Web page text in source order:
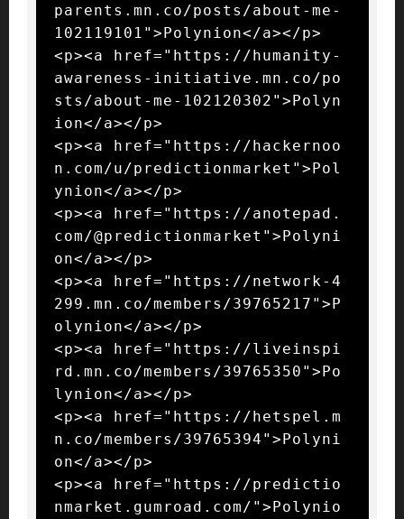
parents.mn.co/posts/about-me-
102119101">Polynion</a></p>
<p><a href="https://humanity-
awareness-initiative.mn.co/po
sts/about-me-102120302">Polyn
ion</a></p>
<p><a href="https://hackernoo
n.com/u/predictionmarket">Pol
ynion</a></p>
<p><a href="https://anotepad.
com/@predictionmarket">Polyni
on</a></p>
<p><a href="https://network-4
299.mn.co/members/39765217">P
olynion</a></p>
<p><a href="https://liveinspi
rd.mn.co/members/39765350">Po
lynion</a></p>
<p><a href="https://hetspel.m
n.co/members/39765394">Polyni
on</a></p>
<p><a href="https://predictio
nmarket.gumroad.com/">Polynio